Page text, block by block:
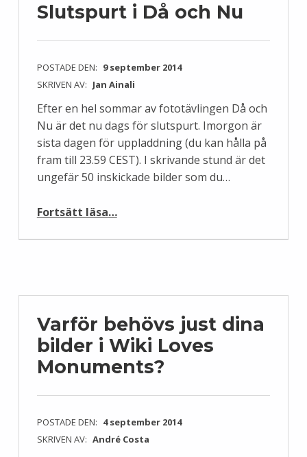
Slutspurt i Då och Nu
POSTADE DEN: 9 september 2014
SKRIVEN AV: Jan Ainali
Efter en hel sommar av fototävlingen Då och
Nu är det nu dags för slutspurt. Imorgon är
sista dagen för uppladdning (du kan hålla på
fram till 23.59 CEST). I skrivande stund är det
ungefär 50 inskickade bilder som du…
Fortsätt läsa…
Varför behövs just dina
bilder i Wiki Loves
Monuments?
POSTADE DEN: 4 september 2014
SKRIVEN AV: André Costa